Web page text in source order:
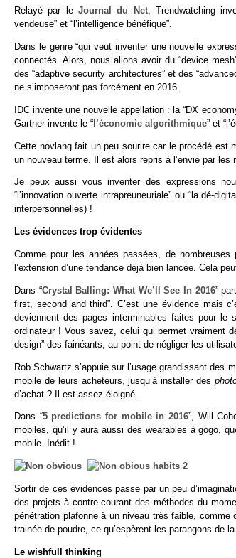
Relayé par le Journal du Net, Trendwatching
vendeuse” et “l’intelligence bénéfique”.
Dans le genre “qui veut inventer une nouvelle
connectés. Alors, nous allons avoir du “device
des “adaptive security architectures” et des
ne s’imposeront pas forcément en 2016.
IDC invente une nouvelle appellation : la “DX
Gartner invente le “l’économie algorithmique” et
Cette novlang fait un peu sourire car le procédé est
un nouveau terme. Il est alors repris à l’envie par
Je peux aussi vous inventer des expressions
“l’innovation ouverte intrapreuneuriale” ou “la dé-
interpersonnelles) !
Les évidences trop évidentes
Comme pour les années passées, de
l’extension d’une tendance déjà bien lancée. Cela
Dans “Crystal Balling: What We’ll See In 2016”
first, second and third”. C’est une évidence mais
deviennent des pages interminables faites pour le
ordinateur ! Vous savez, celui qui permet vraiment
design” des fainéants, au point de négliger les
Rob Schwartz s’appuie sur l’usage grandissant des
mobile de leurs acheteurs, jusqu’à installer des
d’achat ? Il est assez éloigné.
Dans “5 predictions for mobile in 2016”, Will
mobiles, qu’il y aura aussi des wearables à gogo,
mobile. Inédit !
Sortir de ces évidences passe par un peu
des projets à contre-courant des méthodes du
pénétration plafonne à un niveau très faible, comme
trainée de poudre, ce qu’espèrent les parangons de
Le wishfull thinking